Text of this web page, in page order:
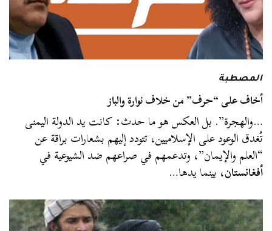
المصطبة
أخاف على “حرف” من خلاف نوارة والباز
…والهجرة”. بل العكس هو ما حدث: كانت يد الدولة اليمنى
تُغدق الوعود على الإسلاميين، تتودد إليهم بشعارات براقة عن
“العلم والإيمان”، وتدعمهم في صراعهم ضد الشيوعية في
أفغانستان، بينما يدها…